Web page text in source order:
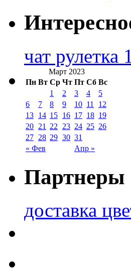
чат рулетка
Март 2023
Пн Вт Ср Чт Пт Сб Вс
« Фев Апр »
1 2 3 4
5
6
7 8 9 10 11
12
13 14 15 16 17 18 19
20 21 22 23 24 25 26
27 28 29 30 31
Партнеры
доставка